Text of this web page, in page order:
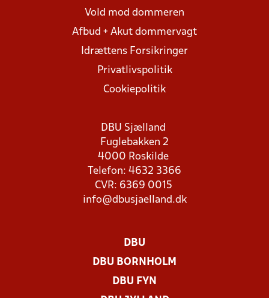
Vold mod dommeren
Afbud + Akut dommervagt
Idrættens Forsikringer
Privatlivspolitik
Cookiepolitik
DBU Sjælland
Fuglebakken 2
4000 Roskilde
Telefon: 4632 3366
CVR: 6369 0015
info@dbusjaelland.dk
DBU
DBU BORNHOLM
DBU FYN